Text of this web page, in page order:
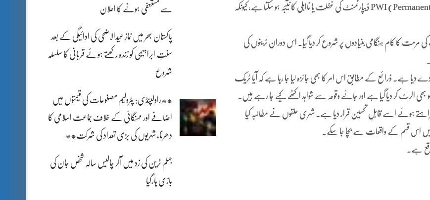
سے مستعفی ہونے کا اعلان
پاکستان بھر میں نمازِ عیدالاضحی کی ادائیگی کے بعد
سنتِ ابراہیمی کو زندہ رکھتے ہوئے قربانی کا سلسلہ
شروع
**راولپنڈی: پٹرولیم مصنوعات کی قیمتوں میں
اضافے اور مہنگائی کے خلاف جماعت اسلامی کا
دھرنا، شہریوں کی بڑی تعداد کی شرکت**
جہلم ٹرین کی زد میں آکر چالیس سالہ شخص جان کی
بازی ہارگیا
ذرائع کا کہنا ہے کہ واقعہ مبینہ طور پر محکمہ ریلوے کے PWI (Permanent Way Inspector) ڈیپارٹمنٹ کی غفلت یا نااہلی کا نتیجہ ہو سکتا ہے، کیونکہ
کی مرمت کا کام ہنگامی بنیادوں پر شروع کر دیا گیا۔ اس دوران ٹرینوں کی
ہے۔ ذرائع کے مطابق اس امر کا بھی جائزہ لیا جا رہا ہے کہ آیا ٹریک
الرٹ کر دیا گیا ہے اور جائے وقوعہ سے شواہد اکٹھے کیے جا رہے ہیں۔
ہوئے اسے قابلِ تحسین قرار دیا ہے۔ شہری حلقوں نے مطالبہ کیا
میں اس قسم کے واقعات سے بچا جا سکے۔
ہے۔